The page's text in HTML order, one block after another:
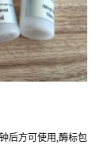
后方可使用,酶标包